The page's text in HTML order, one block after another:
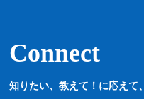
Connect
知りたい、教えて！に応えて、